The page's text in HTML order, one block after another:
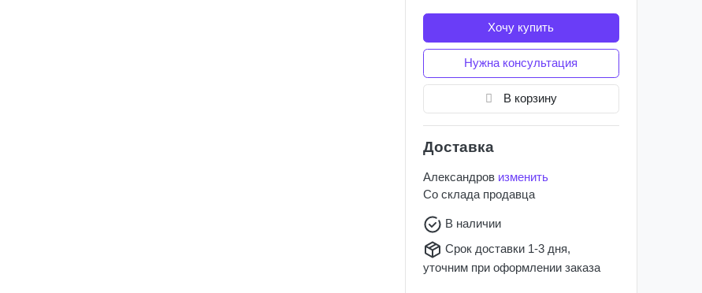
Хочу купить
Нужна консультация
В корзину
Доставка
Александров изменить
Со склада продавца
В наличии
Срок доставки 1-3 дня,
уточним при оформлении заказа